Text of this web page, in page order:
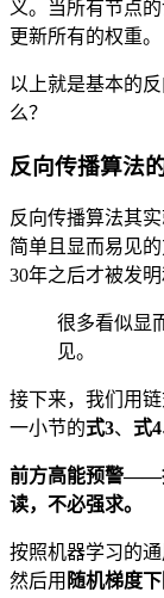
义。当所有节点
更新所有的权重。
以上就是基本的
么？
反向传播算法
反向传播算法其
简单且显而易见
30年之后才被发
很多看似显
见。
接下来，我们用
一小节的式3、 式4
前方高能预警——
读，不必强求。
按照机器学习的
然后用 随机梯度